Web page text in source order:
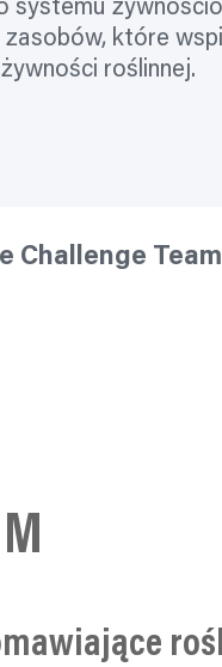
systemu
zasobów, które
roślinnej.
Challenge